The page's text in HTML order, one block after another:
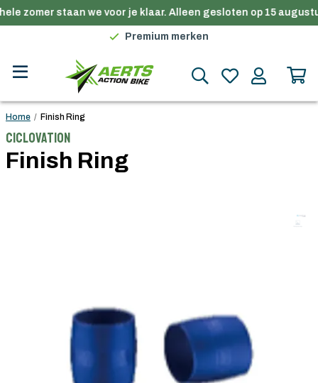
zomer staan we voor je klaar. Alleen gesloten op 15
Gratis verzending in België vanaf €100
Premium merken
Gratis verzending in België vanaf €100
Home / Finish Ring
Ciclovation
Finish Ring